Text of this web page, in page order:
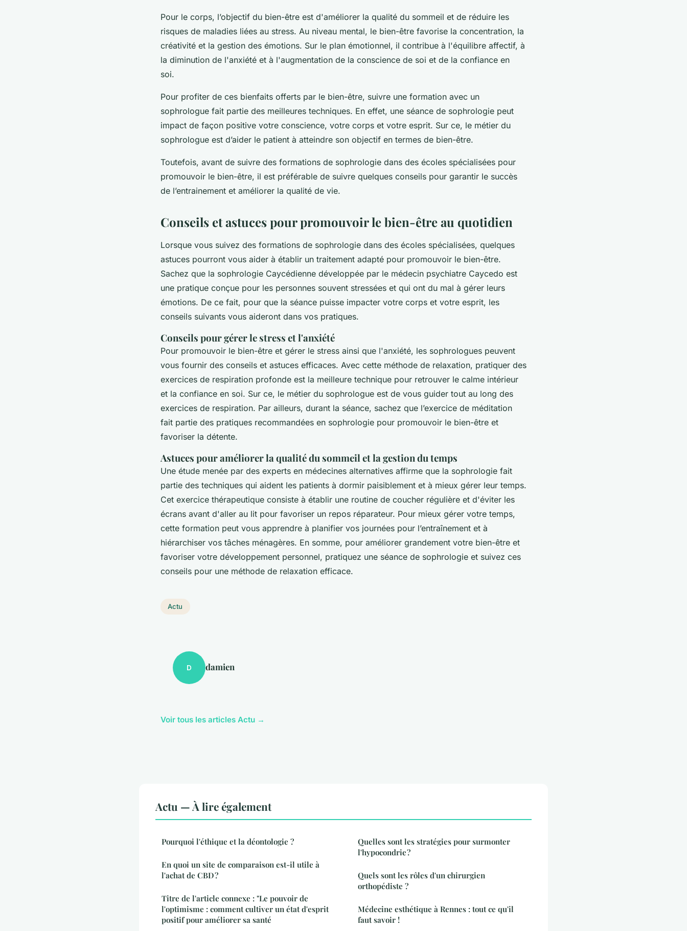
Pour le corps, l’objectif du bien-être est d'améliorer la qualité du sommeil et de réduire les
risques de maladies liées au stress. Au niveau mental, le bien-être favorise la concentration, la
créativité et la gestion des émotions. Sur le plan émotionnel, il contribue à l'équilibre affectif, à
la diminution de l'anxiété et à l'augmentation de la conscience de soi et de la confiance en
soi.
Pour profiter de ces bienfaits offerts par le bien-être, suivre une formation avec un
sophrologue fait partie des meilleures techniques. En effet, une séance de sophrologie peut
impact de façon positive votre conscience, votre corps et votre esprit. Sur ce, le métier du
sophrologue est d’aider le patient à atteindre son objectif en termes de bien-être.
Toutefois, avant de suivre des formations de sophrologie dans des écoles spécialisées pour
promouvoir le bien-être, il est préférable de suivre quelques conseils pour garantir le succès
de l’entrainement et améliorer la qualité de vie.
Conseils et astuces pour promouvoir le bien-être au quotidien
Lorsque vous suivez des formations de sophrologie dans des écoles spécialisées, quelques
astuces pourront vous aider à établir un traitement adapté pour promouvoir le bien-être.
Sachez que la sophrologie Caycédienne développée par le médecin psychiatre Caycedo est
une pratique conçue pour les personnes souvent stressées et qui ont du mal à gérer leurs
émotions. De ce fait, pour que la séance puisse impacter votre corps et votre esprit, les
conseils suivants vous aideront dans vos pratiques.
Conseils pour gérer le stress et l'anxiété
Pour promouvoir le bien-être et gérer le stress ainsi que l'anxiété, les sophrologues peuvent
vous fournir des conseils et astuces efficaces. Avec cette méthode de relaxation, pratiquer des
exercices de respiration profonde est la meilleure technique pour retrouver le calme intérieur
et la confiance en soi. Sur ce, le métier du sophrologue est de vous guider tout au long des
exercices de respiration. Par ailleurs, durant la séance, sachez que l’exercice de méditation
fait partie des pratiques recommandées en sophrologie pour promouvoir le bien-être et
favoriser la détente.
Astuces pour améliorer la qualité du sommeil et la gestion du temps
Une étude menée par des experts en médecines alternatives affirme que la sophrologie fait
partie des techniques qui aident les patients à dormir paisiblement et à mieux gérer leur temps.
Cet exercice thérapeutique consiste à établir une routine de coucher régulière et d'éviter les
écrans avant d'aller au lit pour favoriser un repos réparateur. Pour mieux gérer votre temps,
cette formation peut vous apprendre à planifier vos journées pour l’entraînement et à
hiérarchiser vos tâches ménagères. En somme, pour améliorer grandement votre bien-être et
favoriser votre développement personnel, pratiquez une séance de sophrologie et suivez ces
conseils pour une méthode de relaxation efficace.
Actu
D damien
Voir tous les articles Actu →
Actu — À lire également
Pourquoi l'éthique et la déontologie ?
En quoi un site de comparaison est-il utile à
l'achat de CBD ?
Titre de l'article connexe : "Le pouvoir de
l'optimisme : comment cultiver un état d'esprit
positif pour améliorer sa santé
Quelles sont les stratégies pour surmonter
l'hypocondrie ?
Quels sont les rôles d'un chirurgien
orthopédiste ?
Médecine esthétique à Rennes : tout ce qu'il
faut savoir !